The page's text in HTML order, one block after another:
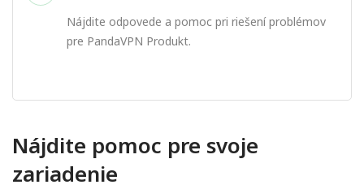
Nájdite odpovede a pomoc pri riešení problémov
pre PandaVPN Produkt.
Nájdite pomoc pre svoje
zariadenie